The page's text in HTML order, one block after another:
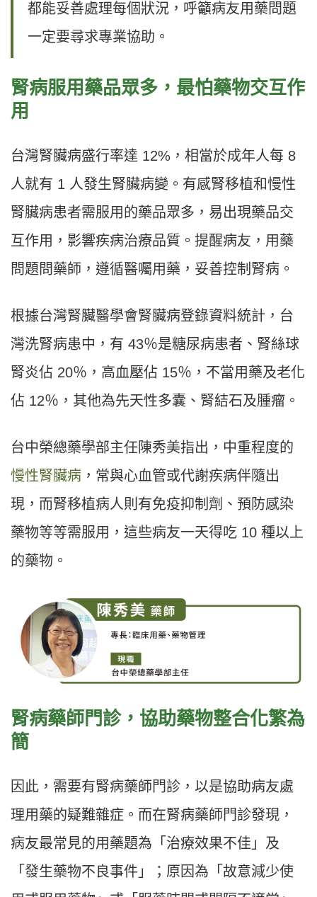
都能妥善處理每個狀況，呼籲病友用藥問題
一定要尋求專業協助。
腎病服用藥品眾多，最怕藥物交互作
用
台灣腎臟病盛行率達 12%，相當於成年人每 8
人就有 1 人發生腎臟病變。有感腎移植和慢性
腎臟病患者需服用的藥品眾多，易出現藥品交
互作用，影響疾病治療品質。提醒病友，用藥
問題問藥師，遵循醫囑用藥，妥善控制腎病。
根據台灣腎臟醫學會腎臟病登錄資料統計，台
灣洗腎病患中，有 43％是糖尿病患者、腎絲球
腎炎佔 20％，高血壓佔 15％，不當用藥及老化
佔 12％，其他為先天性多囊、腎結石及腫瘤。
台中榮總藥學部主任陳秀美指出，中重程度的
慢性腎臟病 ，常與心血管或代謝疾病伴隨出
現，而腎移植病人則有免疫抑制劑、預防感染
藥物等等需服用，這些病友一天得吃 10 種以上
的藥物。
腎病藥師門診，協助藥物整合化繁為
簡
因此，需要有腎病藥師門診，以是協助病友處
理用藥的疑難雜症。而在腎病藥師門診發現，
病友最常見的用藥題為「治療效果不佳」及
「發生藥物不良事件」；原因為「故意減少使